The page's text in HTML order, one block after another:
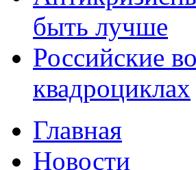
быть лучше
Российские
квадроциклах
Главная
Новости